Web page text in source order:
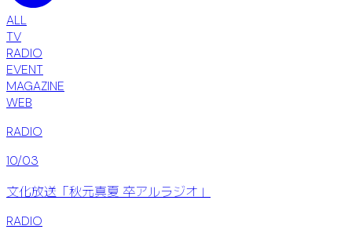
ALL
TV
RADIO
EVENT
MAGAZINE
WEB
RADIO
10/03
文化放送「秋元真夏 卒アルラジオ」
RADIO